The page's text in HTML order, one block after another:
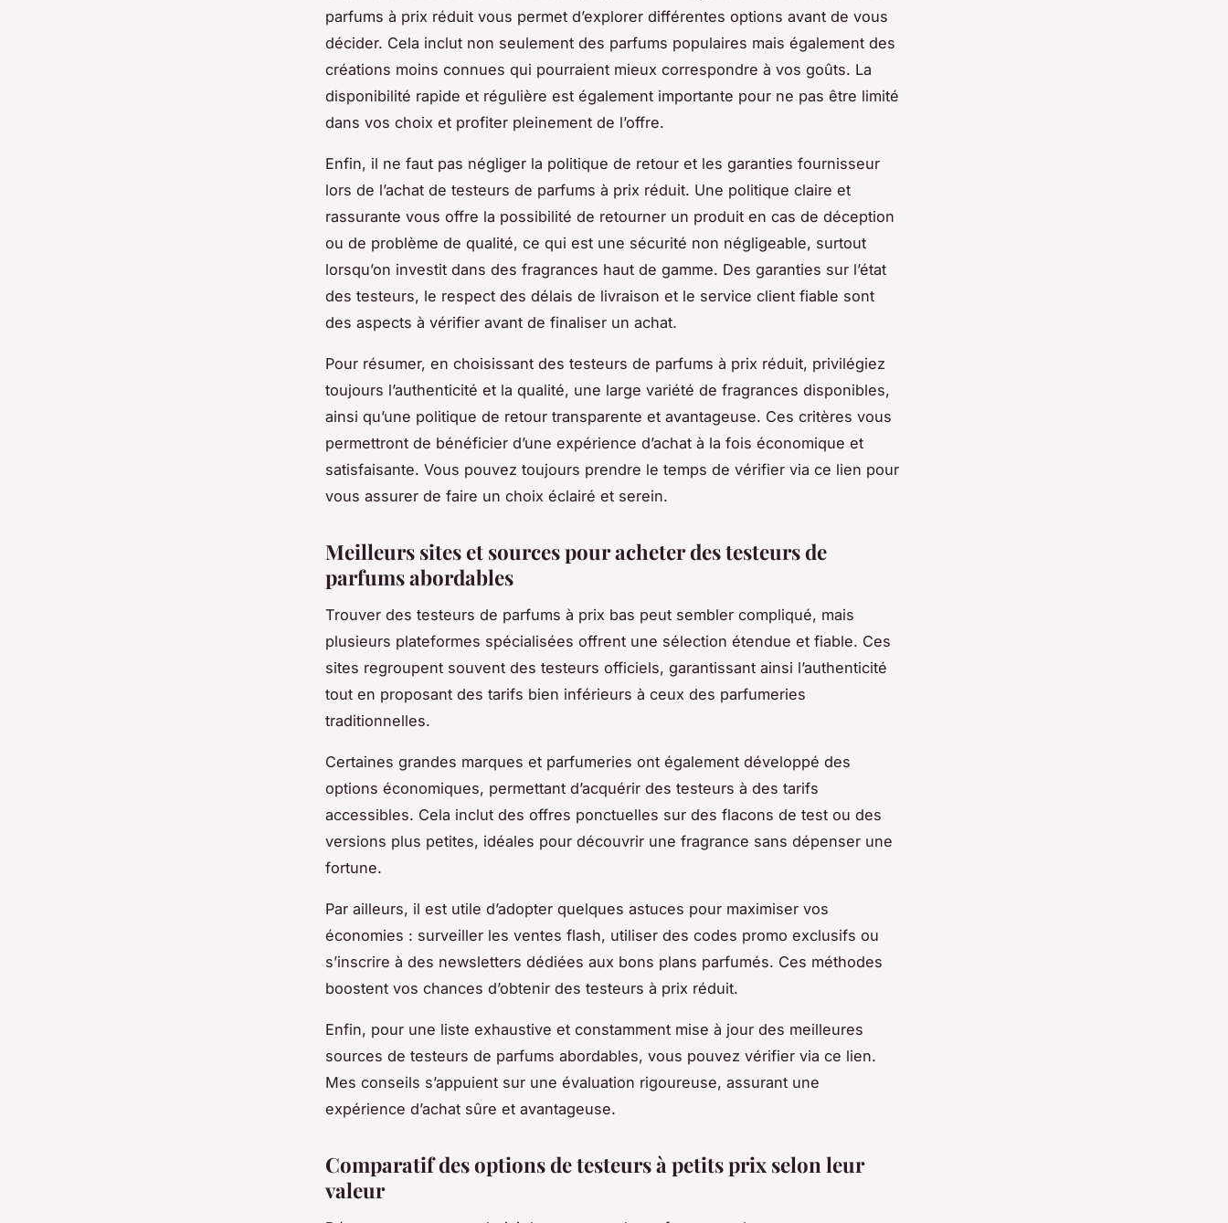
parfums à prix réduit vous permet d’explorer différentes options avant de vous
décider. Cela inclut non seulement des parfums populaires mais également des
créations moins connues qui pourraient mieux correspondre à vos goûts. La
disponibilité rapide et régulière est également importante pour ne pas être limité
dans vos choix et profiter pleinement de l’offre.
Enfin, il ne faut pas négliger la politique de retour et les garanties fournisseur
lors de l’achat de testeurs de parfums à prix réduit. Une politique claire et
rassurante vous offre la possibilité de retourner un produit en cas de déception
ou de problème de qualité, ce qui est une sécurité non négligeable, surtout
lorsqu’on investit dans des fragrances haut de gamme. Des garanties sur l’état
des testeurs, le respect des délais de livraison et le service client fiable sont
des aspects à vérifier avant de finaliser un achat.
Pour résumer, en choisissant des testeurs de parfums à prix réduit, privilégiez
toujours l’authenticité et la qualité, une large variété de fragrances disponibles,
ainsi qu’une politique de retour transparente et avantageuse. Ces critères vous
permettront de bénéficier d’une expérience d’achat à la fois économique et
satisfaisante. Vous pouvez toujours prendre le temps de vérifier via ce lien pour
vous assurer de faire un choix éclairé et serein.
Meilleurs sites et sources pour acheter des testeurs de
parfums abordables
Trouver des testeurs de parfums à prix bas peut sembler compliqué, mais
plusieurs plateformes spécialisées offrent une sélection étendue et fiable. Ces
sites regroupent souvent des testeurs officiels, garantissant ainsi l’authenticité
tout en proposant des tarifs bien inférieurs à ceux des parfumeries
traditionnelles.
Certaines grandes marques et parfumeries ont également développé des
options économiques, permettant d’acquérir des testeurs à des tarifs
accessibles. Cela inclut des offres ponctuelles sur des flacons de test ou des
versions plus petites, idéales pour découvrir une fragrance sans dépenser une
fortune.
Par ailleurs, il est utile d’adopter quelques astuces pour maximiser vos
économies : surveiller les ventes flash, utiliser des codes promo exclusifs ou
s’inscrire à des newsletters dédiées aux bons plans parfumés. Ces méthodes
boostent vos chances d’obtenir des testeurs à prix réduit.
Enfin, pour une liste exhaustive et constamment mise à jour des meilleures
sources de testeurs de parfums abordables, vous pouvez vérifier via ce lien.
Mes conseils s’appuient sur une évaluation rigoureuse, assurant une
expérience d’achat sûre et avantageuse.
Comparatif des options de testeurs à petits prix selon leur
valeur